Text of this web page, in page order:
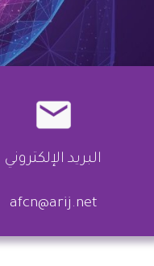
البريد الإلكتروني
afcn@arij.net